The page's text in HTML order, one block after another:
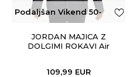
Podaljšan Vikend 50-
100€JORDAN MAJICA Z
DOLGIMI ROKAVI Air
109,99 EUR